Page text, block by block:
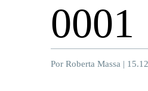
0001
Por Roberta Massa |